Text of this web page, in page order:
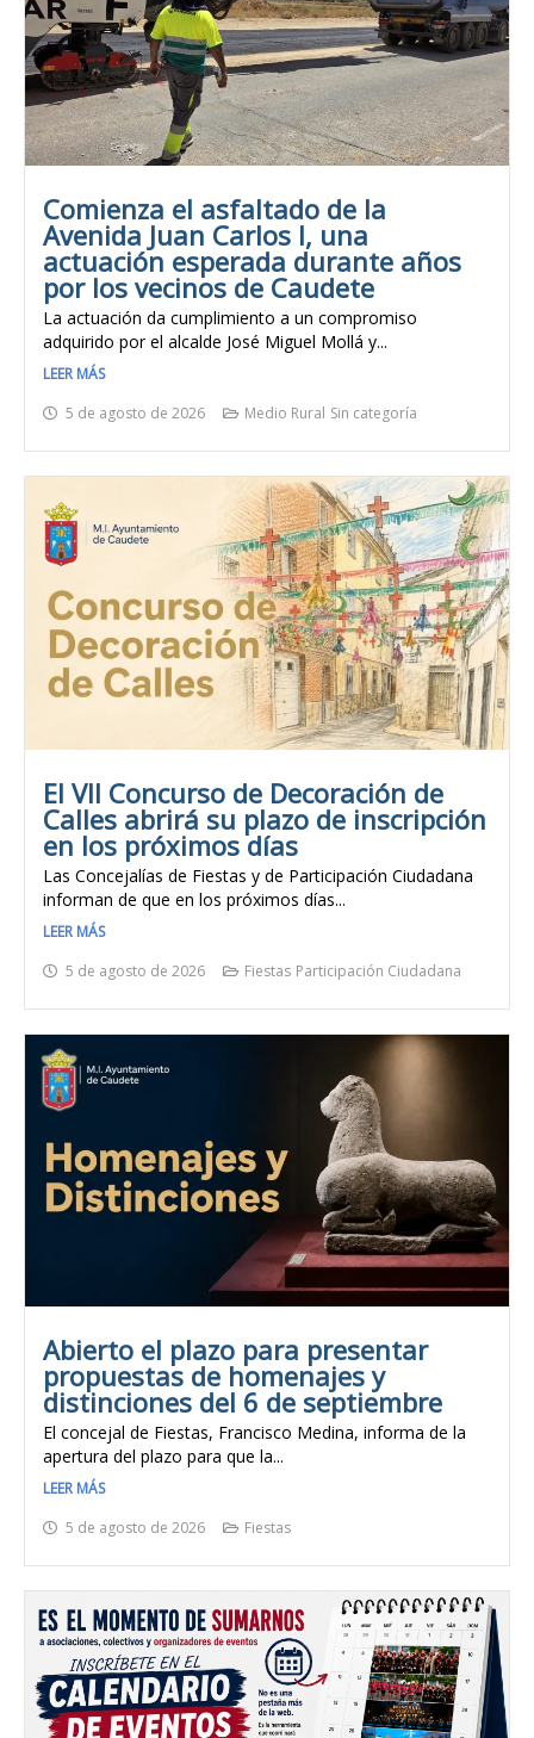
Comienza el asfaltado de la
Avenida Juan Carlos I, una
actuación esperada durante años
por los vecinos de Caudete
La actuación da cumplimiento a un compromiso
adquirido por el alcalde José Miguel Mollá y...
LEER MÁS
5 de agosto de 2026
Medio Rural Sin categoría
El VII Concurso de Decoración de
Calles abrirá su plazo de inscripción
en los próximos días
Las Concejalías de Fiestas y de Participación Ciudadana
informan de que en los próximos días...
LEER MÁS
5 de agosto de 2026
Fiestas Participación Ciudadana
Abierto el plazo para presentar
propuestas de homenajes y
distinciones del 6 de septiembre
El concejal de Fiestas, Francisco Medina, informa de la
apertura del plazo para que la...
LEER MÁS
5 de agosto de 2026
Fiestas